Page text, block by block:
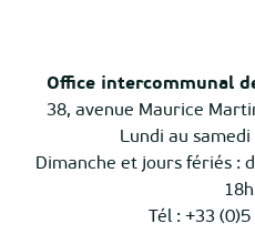
Office intercommunal
38, avenue Maurice
Lundi au
Dimanche et jours fériés :
Tél : +33